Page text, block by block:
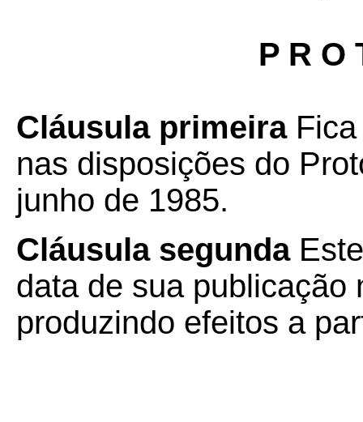
P R O
Cláusula primeira
nas disposições do
junho de 1985.
Cláusula segunda
data de sua publicação
produzindo efeitos a